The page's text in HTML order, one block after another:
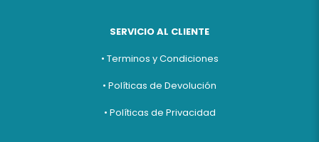
SERVICIO AL CLIENTE
• Terminos y Condiciones
• Políticas de Devolución
• Políticas de Privacidad